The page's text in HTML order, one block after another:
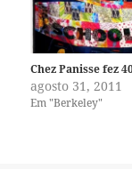
Chez Panisse fez
agosto 31, 2011
Em "Berkeley"